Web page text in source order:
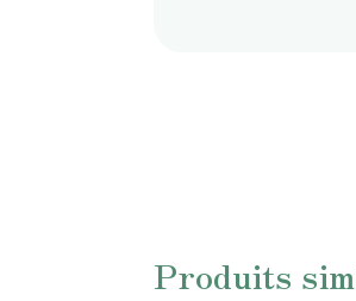
Produits